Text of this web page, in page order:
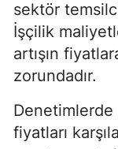
sektör
İşçilik
artışın
zorundadır.
fiyatları